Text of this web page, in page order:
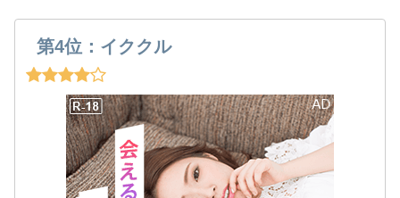
第4位：イククル